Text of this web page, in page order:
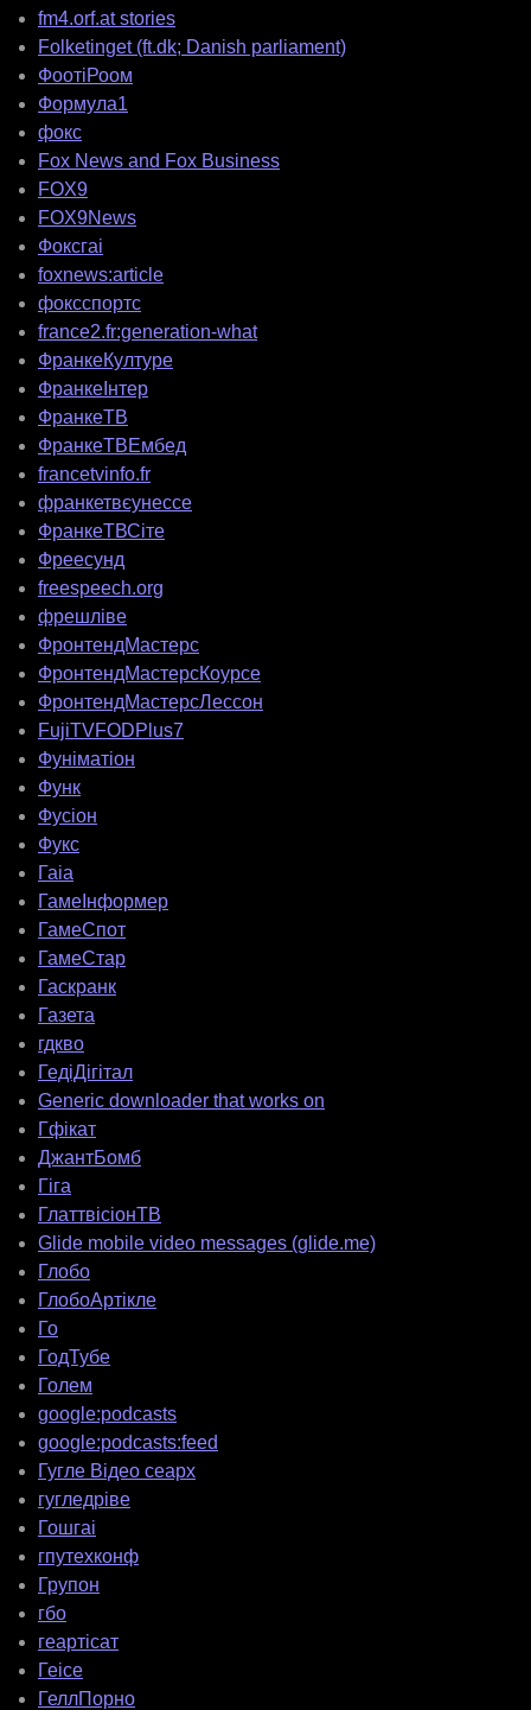
fm4.orf.at stories
Folketinget (ft.dk; Danish parliament)
ФоотіРоом
Формула1
фокс
Fox News and Fox Business
FOX9
FOX9News
Фоксгаі
foxnews:article
фоксспортс
france2.fr:generation-what
ФранкеКултуре
ФранкеІнтер
ФранкеТВ
ФранкеТВЕмбед
francetvinfo.fr
франкетвєунессе
ФранкеТВСіте
Фреесунд
freespeech.org
фрешліве
ФронтендМастерс
ФронтендМастерсКоурсе
ФронтендМастерсЛессон
FujiTVFODPlus7
Фуніматіон
Функ
Фусіон
Фукс
Гаіа
ГамеІнформер
ГамеСпот
ГамеСтар
Гаскранк
Газета
гдкво
ГедіДігітал
Generic downloader that works on
Гфікат
ДжантБомб
Гіга
ГлаттвісіонТВ
Glide mobile video messages (glide.me)
Глобо
ГлобоАртікле
Го
ГодТубе
Голем
google:podcasts
google:podcasts:feed
Гугле Відео сеарх
гугледріве
Гошгаі
гпутехконф
Групон
гбо
геартісат
Геісе
ГеллПорно